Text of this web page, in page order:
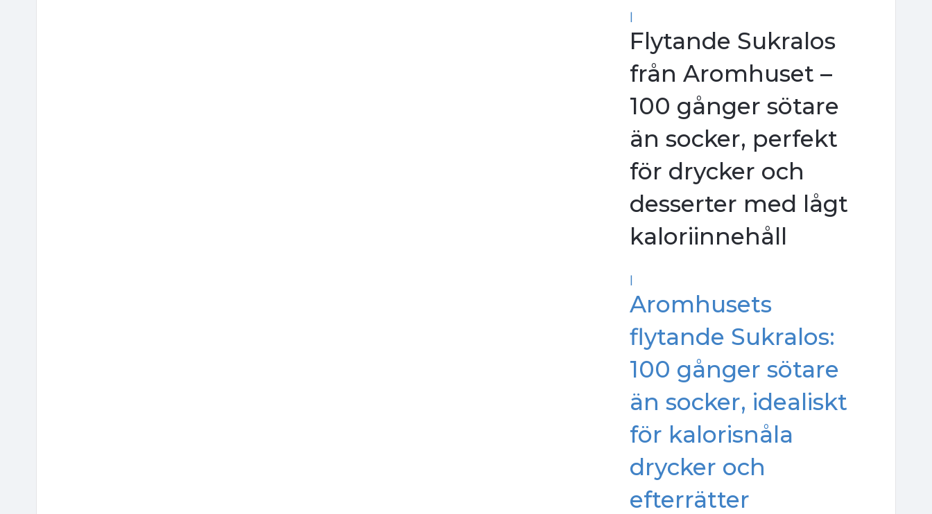
|
Flytande Sukralos
från Aromhuset –
100 gånger sötare
än socker, perfekt
för drycker och
desserter med lågt
kaloriinnehåll
|
Aromhusets
flytande Sukralos:
100 gånger sötare
än socker, idealiskt
för kalorisnåla
drycker och
efterrätter